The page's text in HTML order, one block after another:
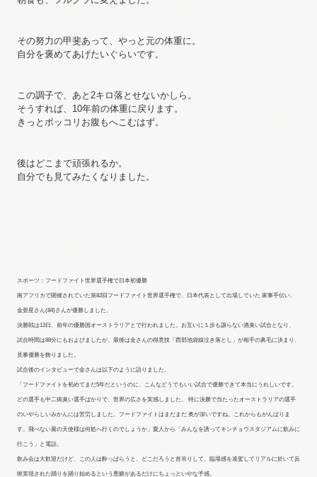
その努力の甲斐あって、やっと元の体重に。
自分を褒めてあげたいぐらいです。
この調子で、あと2キロ落とせないかしら。
そうすれば、10年前の体重に戻ります。
きっとポッコリお腹もへこむはず。
後はどこまで頑張れるか。
自分でも見てみたくなりました。
スポーツ：フードファイト世界選手権で日本初優勝
南アフリカで開催されていた第82回フードファイト世界選手権で、日本代表として出場していた 家事手伝い、
金亜星さん(84)さんが優勝しました。
決勝戦は13日、前年の優勝国オーストラリアとで行われました。お互いに１歩も譲らない酒臭い試合となり、
試合時間は88分にもおよびましたが、最後は金さんの得意技「西部池袋線泣き落とし」が相手の鼻毛に決まり、
見事優勝を飾りました。
試合後のインタビューで金さんは以下のように語りました。
「フードファイトを初めてまだ5年だというのに、こんなどうでもいい試合で優勝できて本当にうれしいです。
どの選手も中二病臭い選手ばかりで、世界の広さを実感しました。 特に決勝で当たったオーストラリアの選手
のいやらしいみかんには苦労しました。フードファイトはまだまだ 奥が深いですね。これからもがんばりま
す。飛べない翼の天使様は何処へ行くのでしょうか」愛人から「みんなを誘ってキンチョウスタジアムに飲みに
行こう」と電話。
飲み会は大歓迎だけど、この人は酔っぱらうと、どこだろうと首吊りして、臨場感を凌駕してリアルに於いて反
映実現された踊りを踊り始めるという悪癖があるだけにちょっといやな予感。